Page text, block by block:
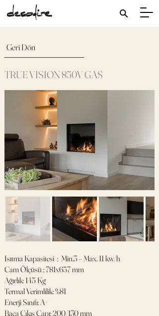
Geri Dön
TRUE VISION 850V GAS
Isıtma Kapasitesi : Min.3 – Max. 11 kw/h
Cam Ölçüsü : 781x657 mm
Ağırlık: 145 Kg
Termal Verimlilik: %81
Enerji Sınıfı: A+
Baca Çıkış Çapı: 200/130 mm